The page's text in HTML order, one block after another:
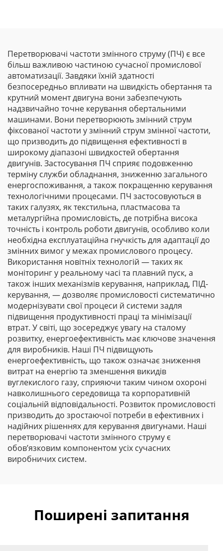
Перетворювачі частоти змінного струму (ПЧ) є все
більш важливою частиною сучасної промислової
автоматизації. Завдяки їхній здатності
безпосередньо впливати на швидкість обертання та
крутний момент двигуна вони забезпечують
надзвичайно точне керування обертальними
машинами. Вони перетворюють змінний струм
фіксованої частоти у змінний струм змінної частоти,
що призводить до підвищення ефективності в
широкому діапазоні швидкостей обертання
двигунів. Застосування ПЧ сприяє подовженню
терміну служби обладнання, зниженню загального
енергоспоживання, а також покращенню керування
технологічними процесами. ПЧ застосовуються в
таких галузях, як текстильна, пластмасова та
металургійна промисловість, де потрібна висока
точність і контроль роботи двигунів, особливо коли
необхідна експлуатаційна гнучкість для адаптації до
змінних вимог у межах промислового процесу.
Використання новітніх технологій — таких як
моніторинг у реальному часі та плавний пуск, а
також інших механізмів керування, наприклад, ПІД-
керування, — дозволяє промисловості систематично
модернізувати свої процеси й системи задля
підвищення продуктивності праці та мінімізації
втрат. У світі, що зосереджує увагу на сталому
розвитку, енергоефективність має ключове значення
для виробників. Наші ПЧ підвищують
енергоефективність, що також означає зниження
витрат на енергію та зменшення викидів
вуглекислого газу, сприяючи таким чином охороні
навколишнього середовища та корпоративній
соціальній відповідальності. Розвиток промисловості
призводить до зростаючої потреби в ефективних і
надійних рішеннях для керування двигунами. Наші
перетворювачі частоти змінного струму є
обов’язковим компонентом усіх сучасних
виробничих систем.
Поширені запитання